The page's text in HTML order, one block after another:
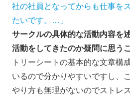
社の社員となってからも仕事を
たいです。…」
サークルの具体的な活動内容を
活動をしてきたのか疑問に思う
トリーシートの基本的な文章構
いるので分かりやすいですし、
やり方も無理がないのでストレ